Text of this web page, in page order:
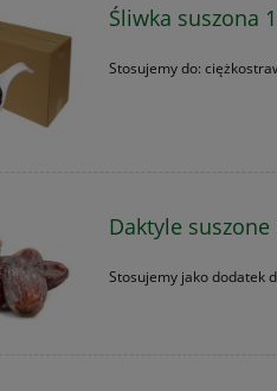
Śliwka suszona
Stosujemy do:
Daktyle suszone
Stosujemy jako dodatek